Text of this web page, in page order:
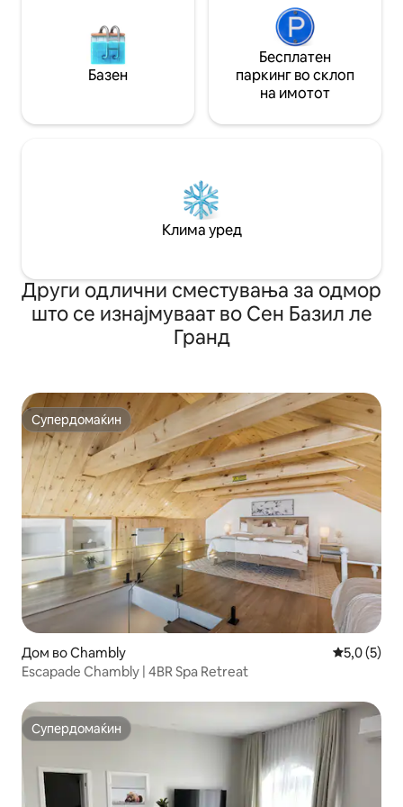
Базен
Бесплатен
паркинг во склоп
на имотот
Клима уред
Други одлични сместувања за одмор
што се изнајмуваат во Сен Базил ле
Гранд
Супердомаќин
Супердомаќин
Дом во Chambly Просечна
5,0 (5)
Escapade Chambly | 4BR Spa Retreat
Супердомаќин
Супердомаќин